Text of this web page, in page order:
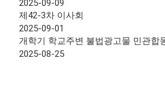
2025-09-09
제42-3차 이사회
2025-09-01
개학기 학교주변 불법광고물 민관합
2025-08-25